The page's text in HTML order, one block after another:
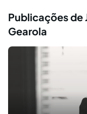
Publicações de
Gearola